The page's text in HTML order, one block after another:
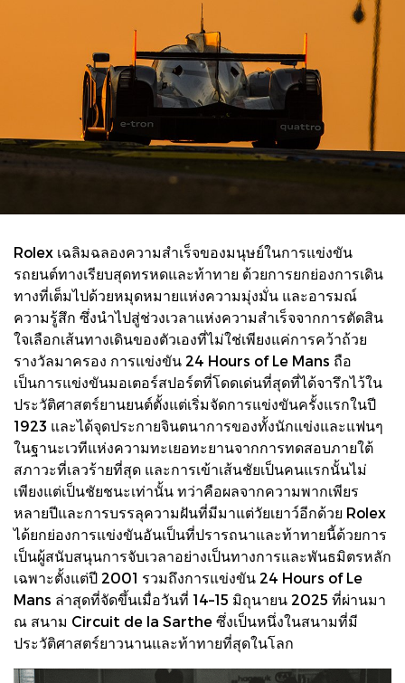
Rolex เฉลิมฉลองความสำเร็จของมนุษย์ในการแข่งขัน
รถยนต์ทางเรียบสุดทรหดและท้าทาย ด้วยการยกย่องการเดิน
ทางที่เต็มไปด้วยหมุดหมายแห่งความมุ่งมั่น และอารมณ์
ความรู้สึก ซึ่งนำไปสู่ช่วงเวลาแห่งความสำเร็จจากการตัดสิน
ใจเลือกเส้นทางเดินของตัวเองที่ไม่ใช่เพียงแค่การคว้าถ้วย
รางวัลมาครอง การแข่งขัน 24 Hours of Le Mans ถือ
เป็นการแข่งขันมอเตอร์สปอร์ตที่โดดเด่นที่สุดที่ได้จารึกไว้ใน
ประวัติศาสตร์ยานยนต์ตั้งแต่เริ่มจัดการแข่งขันครั้งแรกในปี
1923 และได้จุดประกายจินตนาการของทั้งนักแข่งและแฟนๆ
ในฐานะเวทีแห่งความทะเยอทะยานจากการทดสอบภายใต้
สภาวะที่เลวร้ายที่สุด และการเข้าเส้นชัยเป็นคนแรกนั้นไม่
เพียงแต่เป็นชัยชนะเท่านั้น ทว่าคือผลจากความพากเพียร
หลายปีและการบรรลุความฝันที่มีมาแต่วัยเยาว์อีกด้วย Rolex
ได้ยกย่องการแข่งขันอันเป็นที่ปรารถนาและท้าทายนี้ด้วยการ
เป็นผู้สนับสนุนการจับเวลาอย่างเป็นทางการและพันธมิตรหลัก
เฉพาะตั้งแต่ปี 2001 รวมถึงการแข่งขัน 24 Hours of Le
Mans ล่าสุดที่จัดขึ้นเมื่อวันที่ 14–15 มิถุนายน 2025 ที่ผ่านมา
ณ สนาม Circuit de la Sarthe ซึ่งเป็นหนึ่งในสนามที่มี
ประวัติศาสตร์ยาวนานและท้าทายที่สุดในโลก